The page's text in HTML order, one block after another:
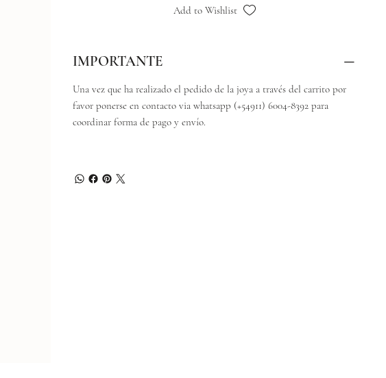
Add to Wishlist
IMPORTANTE
Una vez que ha realizado el pedido de la joya a través del carrito por
favor ponerse en contacto via whatsapp (+54911) 6004-8392 para
coordinar forma de pago y envío.